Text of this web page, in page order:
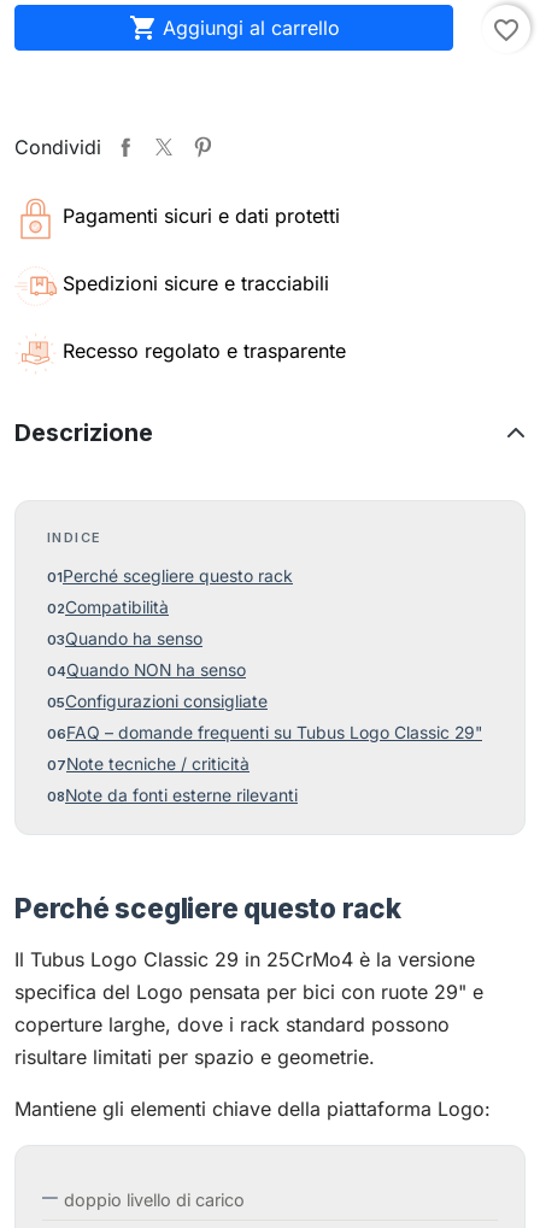
 Aggiungi al carrello favorite_border
Condividi
Pagamenti sicuri e dati protetti
Spedizioni sicure e tracciabili
Recesso regolato e trasparente
Descrizione
INDICE
Perché scegliere questo rack
Compatibilità
Quando ha senso
Quando NON ha senso
Configurazioni consigliate
FAQ – domande frequenti su Tubus Logo Classic 29"
Note tecniche / criticità
Note da fonti esterne rilevanti
Perché scegliere questo rack
Il Tubus Logo Classic 29 in 25CrMo4 è la versione
specifica del Logo pensata per bici con ruote 29" e
coperture larghe, dove i rack standard possono
risultare limitati per spazio e geometrie.
Mantiene gli elementi chiave della piattaforma Logo:
doppio livello di carico